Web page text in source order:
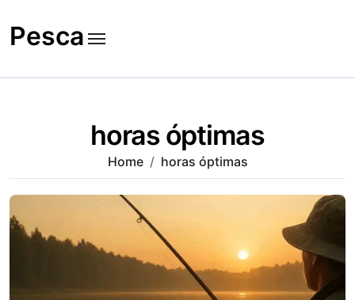
to
content
Pesca
horas óptimas
Home horas óptimas